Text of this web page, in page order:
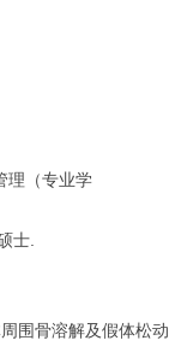
理（专业学
士.
围骨溶解及假体松动